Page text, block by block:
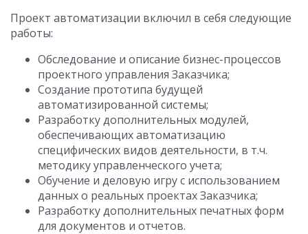
Проект автоматизации включил в себя следующие
работы:
Обследование и описание бизнес-процессов
проектного управления Заказчика;
Создание прототипа будущей
автоматизированной системы;
Разработку дополнительных модулей,
обеспечивающих автоматизацию
специфических видов деятельности, в т.ч.
методику управленческого учета;
Обучение и деловую игру с использованием
данных о реальных проектах Заказчика;
Разработку дополнительных печатных форм
для документов и отчетов.